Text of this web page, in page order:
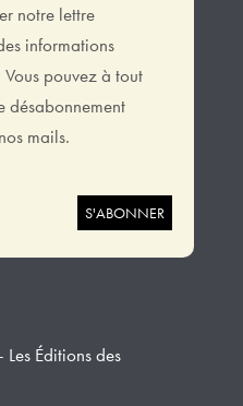
notre lettre
informations
pouvez à tout
désabonnement
mails.
Éditions des